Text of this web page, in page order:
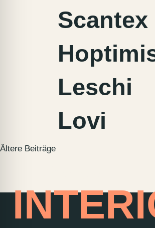
Scantex
Leschi
Lovi
Beitragsnavigation
Ältere Beiträge
HOME